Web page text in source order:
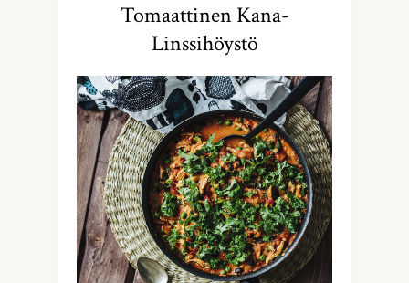
Tomaattinen Kana-
Linssihöystö